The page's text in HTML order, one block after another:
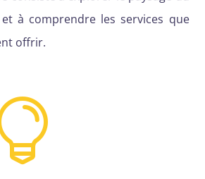
à comprendre les services que
offrir.